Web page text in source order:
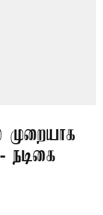
முறையாக